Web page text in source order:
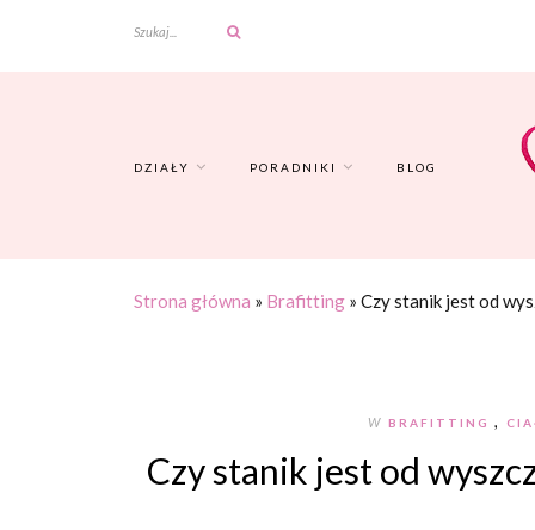
DZIAŁY PORADNIKI BLOG
Strona główna » Brafitting » Czy stanik jest od
W BRAFITTING ,
Czy stanik jest od